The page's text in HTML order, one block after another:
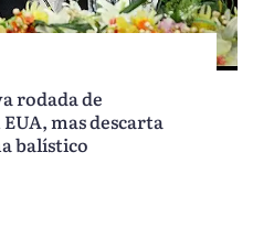
rodada de
mas descarta
balístico